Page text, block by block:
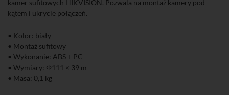
kamer sufitowych HIKVISION. Pozwala na montaż kamery pod
kątem i ukrycie połączeń.
• Kolor: biały
• Montaż sufitowy
• Wykonanie: ABS + PC
• Wymiary: Φ111 × 39 m
• Masa: 0,1 kg